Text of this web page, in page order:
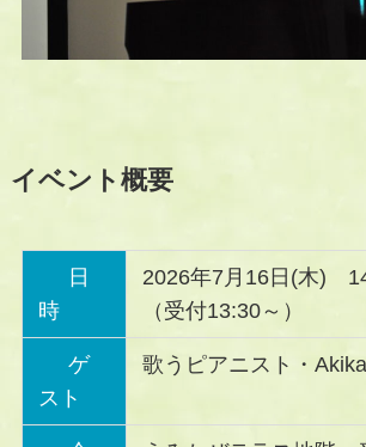
イベント概要
日
時
2026年7月16日(木)
（受付13:30～）
ゲ
スト
歌うピアニスト・